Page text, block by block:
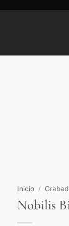
Inicio /
Nobilis